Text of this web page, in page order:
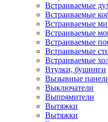
Встраиваемые
Встраиваемые
Встраиваемые
Встраиваемые
Встраиваемые
Встраиваемые
Встраиваемые
Втулки, бушинги
Вызывные
Выключатели
Выпрямители
Вытяжки
Вытяжки